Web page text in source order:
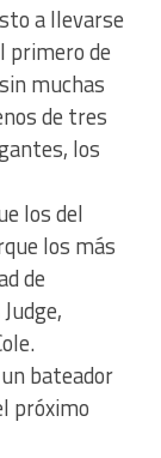
a llevarse
primero de
muchas
de tres
los
los del
los más
de
bateador
próximo